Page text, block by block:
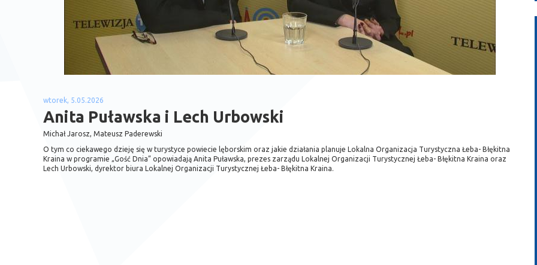
wtorek, 5.05.2026
Anita Puławska i Lech Urbowski
Michał Jarosz, Mateusz Paderewski
O tym co ciekawego dzieję się w turystyce powiecie lęborskim oraz jakie działania planuje Lokalna Organizacja Turystyczna Łeba- Błękitna
Kraina w programie „Gość Dnia” opowiadają Anita Puławska, prezes zarządu Lokalnej Organizacji Turystycznej Łeba- Błękitna Kraina oraz
Lech Urbowski, dyrektor biura Lokalnej Organizacji Turystycznej Łeba- Błękitna Kraina.